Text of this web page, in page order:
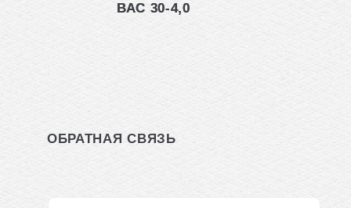
ВАС 30-4,0
ОБРАТНАЯ СВЯЗЬ